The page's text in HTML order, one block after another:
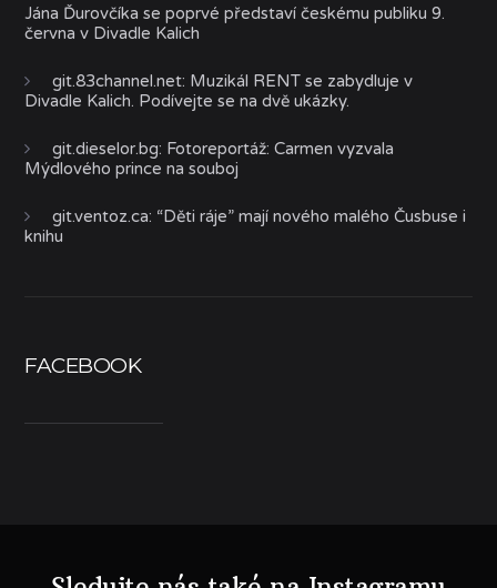
Jána Ďurovčíka se poprvé představí českému publiku 9.
června v Divadle Kalich
git.83channel.net: Muzikál RENT se zabydluje v
Divadle Kalich. Podívejte se na dvě ukázky.
git.dieselor.bg: Fotoreportáž: Carmen vyzvala
Mýdlového prince na souboj
git.ventoz.ca: “Děti ráje” mají nového malého Čusbuse i
knihu
FACEBOOK